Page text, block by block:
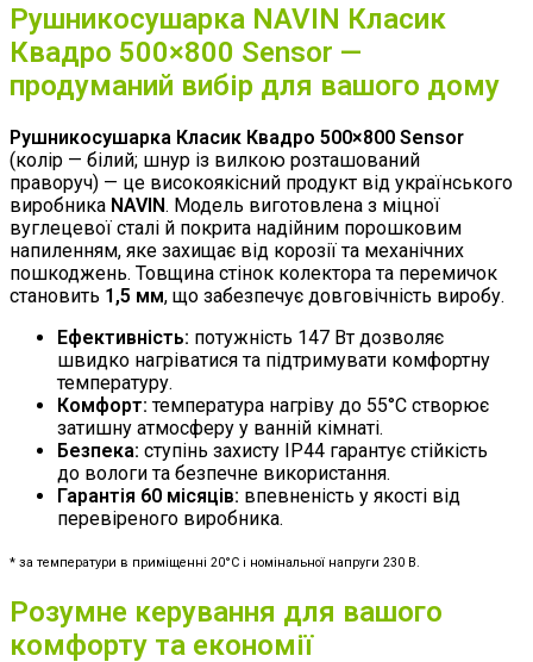
Рушникосушарка NAVIN Класик
Квадро 500×800 Sensor —
продуманий вибір для вашого дому
Рушникосушарка Класик Квадро 500×800 Sensor
(колір — білий; шнур із вилкою розташований
праворуч) — це високоякісний продукт від українського
виробника NAVIN. Модель виготовлена з міцної
вуглецевої сталі й покрита надійним порошковим
напиленням, яке захищає від корозії та механічних
пошкоджень. Товщина стінок колектора та перемичок
становить 1,5 мм, що забезпечує довговічність виробу.
Ефективність: потужність 147 Вт дозволяє
швидко нагріватися та підтримувати комфортну
температуру.
Комфорт: температура нагріву до 55°C створює
затишну атмосферу у ванній кімнаті.
Безпека: ступінь захисту IP44 гарантує стійкість
до вологи та безпечне використання.
Гарантія 60 місяців: впевненість у якості від
перевіреного виробника.
* за температури в приміщенні 20°C і номінальної напруги 230 В.
Розумне керування для вашого
комфорту та економії